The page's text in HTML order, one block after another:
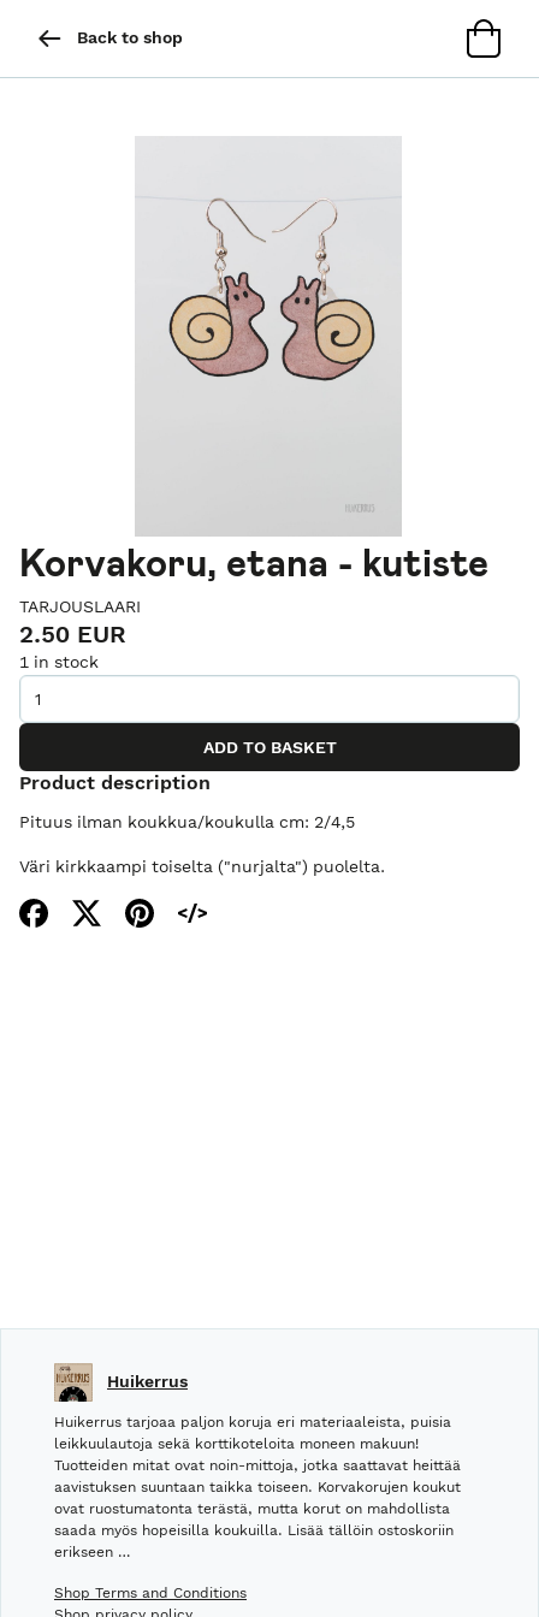
Back to shop
Korvakoru, etana - kutiste
TARJOUSLAARI
2.50 EUR
1 in stock
Product description
Pituus ilman koukkua/koukulla cm: 2/4,5
Väri kirkkaampi toiselta ("nurjalta") puolelta.
Huikerrus
Huikerrus tarjoaa paljon koruja eri materiaaleista, puisia
leikkuulautoja sekä korttikoteloita moneen makuun!
Tuotteiden mitat ovat noin-mittoja, jotka saattavat heittää
aavistuksen suuntaan taikka toiseen. Korvakorujen koukut
ovat ruostumatonta terästä, mutta korut on mahdollista
saada myös hopeisilla koukuilla. Lisää tällöin ostoskoriin
erikseen …
Shop Terms and Conditions